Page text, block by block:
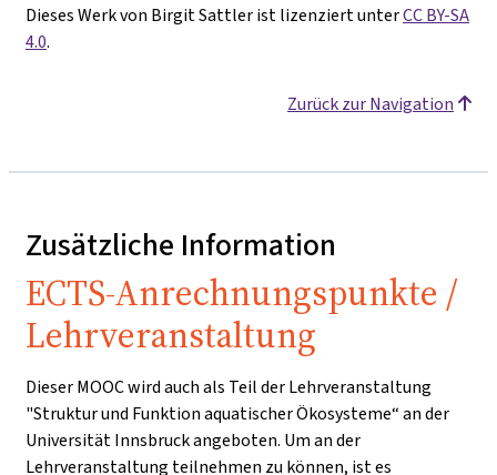
Dieses Werk von Birgit Sattler ist lizenziert unterCC BY-SA
4.0.
Zurück zur Navigation
Zusätzliche Information
ECTS-Anrechnungspunkte /
Lehrveranstaltung
Dieser MOOC wird auch als Teil der Lehrveranstaltung
"Struktur und Funktion aquatischer Ökosysteme“ an der
Universität Innsbruck angeboten. Um an der
Lehrveranstaltung teilnehmen zu können, ist es